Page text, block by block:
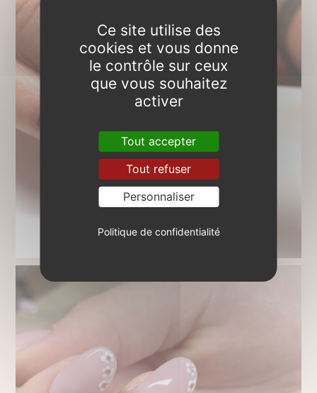
Ce site utilise des
cookies et vous donne
le contrôle sur ceux
que vous souhaitez
activer
Tout accepter
Tout refuser
Personnaliser
Politique de confidentialité